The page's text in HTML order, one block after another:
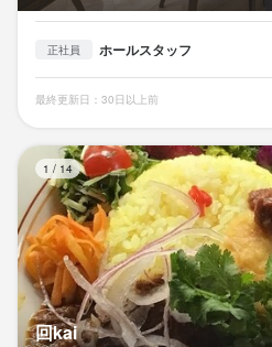
正社員 ホールスタッフ
最終更新日：30日以上前
1 / 14
回kai